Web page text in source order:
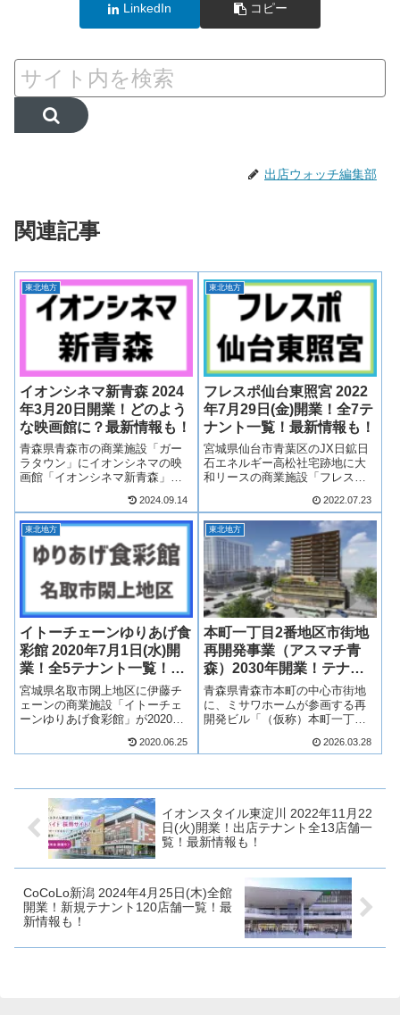
LinkedIn コピー
出店ウォッチ編集部
関連記事
東北地方
イオンシネマ新青森 2024
年3月20日開業！どのよう
な映画館に？最新情報も！
青森県青森市の商業施設「ガー
ラタウン」にイオンシネマの映
画館「イオンシネマ新青森」が
望のイオンシネマのシネマコン
プレックスが誕生！そんな、イ
オンシネマ新青森について概要
や求人情報などいろいろ見てい
きたいと...
2024.09.14
東北地方
フレスポ仙台東照宮 2022
年7月29日(金)開業！全7テ
ナント一覧！最新情報も！
宮城県仙台市青葉区のJX日鉱日
石エネルギー高松社宅跡地に大
和リースの商業施設「フレスポ
(金)に開業！フレスポ仙台東照宮
は、食品スーパーマーケット
「ヨークベニマル」を中心に7店
舗が出店！フレスポ仙台東照宮
がど...
2022.07.23
東北地方
イトーチェーンゆりあげ食
彩館 2020年7月1日(水)開
業！全5テナント一覧！最
新情報も！
宮城県名取市閖上地区に伊藤チ
ェーンの商業施設「イトーチェ
ーンゆりあげ食彩館」が2020年7
ンゆりあげ食彩館は、食品スー
店！イトーチェーンゆりあげ食
2020.06.25
東北地方
本町一丁目2番地区市街地
再開発事業（アスマチ青
森）2030年開業！テナン
トは？最新情報も！
青森県青森市本町の中心市街地
に、ミサワホームが参画する再
開発ビル「（仮称）本町一丁目2
マチ青森）」が2030年3月に完成
地に、地上13階建ての複合ビル
2026.03.28
イオンスタイル東淀川 2022年11月22
日(火)開業！出店テナント全13店舗一
覧！最新情報も！
CoCoLo新潟 2024年4月25日(木)全館
開業！新規テナント120店舗一覧！最
新情報も！